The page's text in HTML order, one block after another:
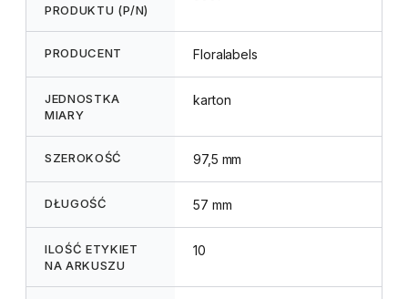
PRODUKTU (P/N)
PRODUCENT Floralabels
JEDNOSTKA
MIARY
karton
SZEROKOŚĆ 97,5 mm
DŁUGOŚĆ 57 mm
ILOŚĆ ETYKIET
NA ARKUSZU
10